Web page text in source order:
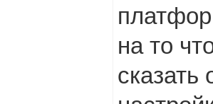
на то
сказать